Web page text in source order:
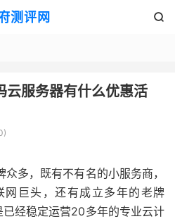
测评网 
服务器有什么优惠活
)
多，既有不有名的小服务商，
巨头，还有成立多年的老牌
经稳定运营20多年的专业云计